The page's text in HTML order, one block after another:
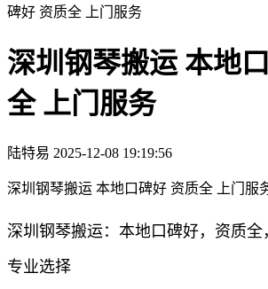
碑好 资质全 上门服务
深圳钢琴搬运 本地
全 上门服务
陆特易 2025-12-08 19:19:56
深圳钢琴搬运 本地口碑好 资质全 上门服
深圳钢琴搬运：本地口碑好，资质
专业选择